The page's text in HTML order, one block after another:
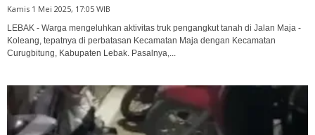
Kamis 1 Mei 2025, 17:05 WIB
LEBAK - Warga mengeluhkan aktivitas truk pengangkut tanah di Jalan Maja -
Koleang, tepatnya di perbatasan Kecamatan Maja dengan Kecamatan
Curugbitung, Kabupaten Lebak. Pasalnya,...